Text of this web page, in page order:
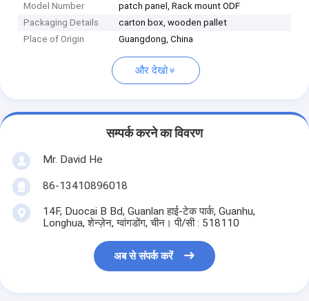
Model Number
patch panel, Rack mount ODF
Packaging Details
carton box, wooden pallet
Place of Origin
Guangdong, China
और देखो
सम्पर्क करने का विवरण
Mr. David He
86-13410896018
14F, Duocai B Bd, Guanlan हाई-टेक पार्क, Guanhu,
Longhua, शेन्ज़ेन, ग्वांगडोंग, चीन। पी/सी : 518110
अब से संपर्क करें